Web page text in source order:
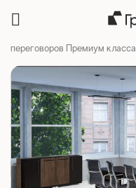
переговоров Премиум класса